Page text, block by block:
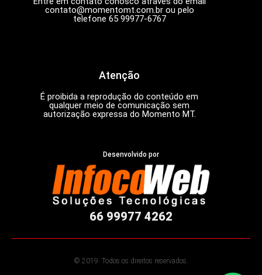
contato@momentomt.com.brou pelo
telefone 65 99977-6767
Atenção
É proibida a reprodução do conteúdo em
qualquer meio de comunicação sem
autorização expressa do Momento MT.
Desenvolvido por
66 99977 4262
© 2019. Todos os direitos reservados.